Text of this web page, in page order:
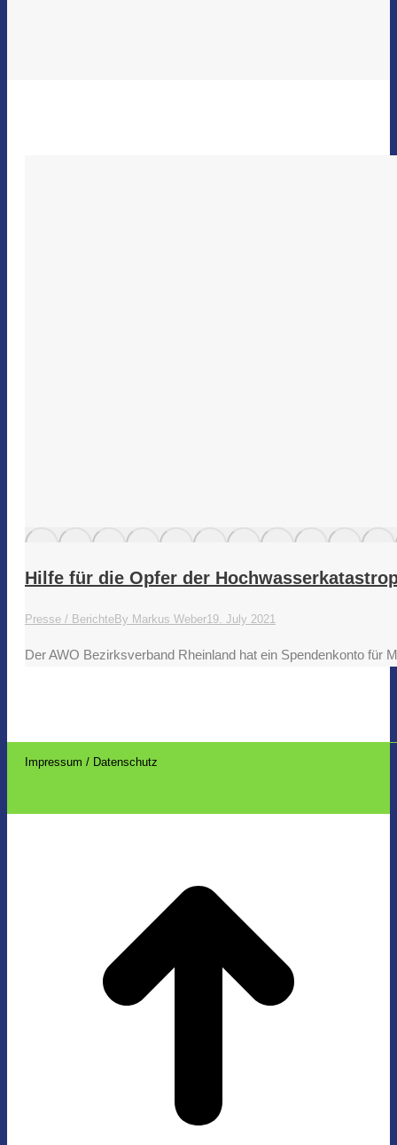
Hilfe für die Opfer der
Presse / BerichteBy Markus Weber19. July 2021
Der AWO Bezirksverband Rheinland hat ein Spendenkonto für
Impressum / Datenschutz